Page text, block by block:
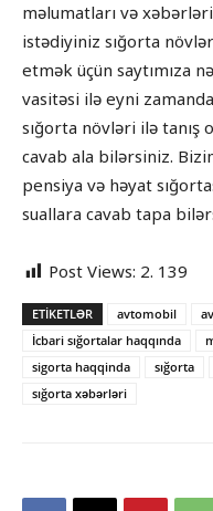
məlumatları və
istədiyiniz sığorta
etmək üçün saytımıza
vasitəsi ilə eyni
sığorta növləri ilə tanış
cavab ala bilərsiniz.
pensiya və həyat
suallara cavab tapa
Post Views: 2. 139
ETIKETLƏR avtomobil
İcbari sığortalar haqqında
sigorta haqqinda
sığorta
sığorta xəbərləri